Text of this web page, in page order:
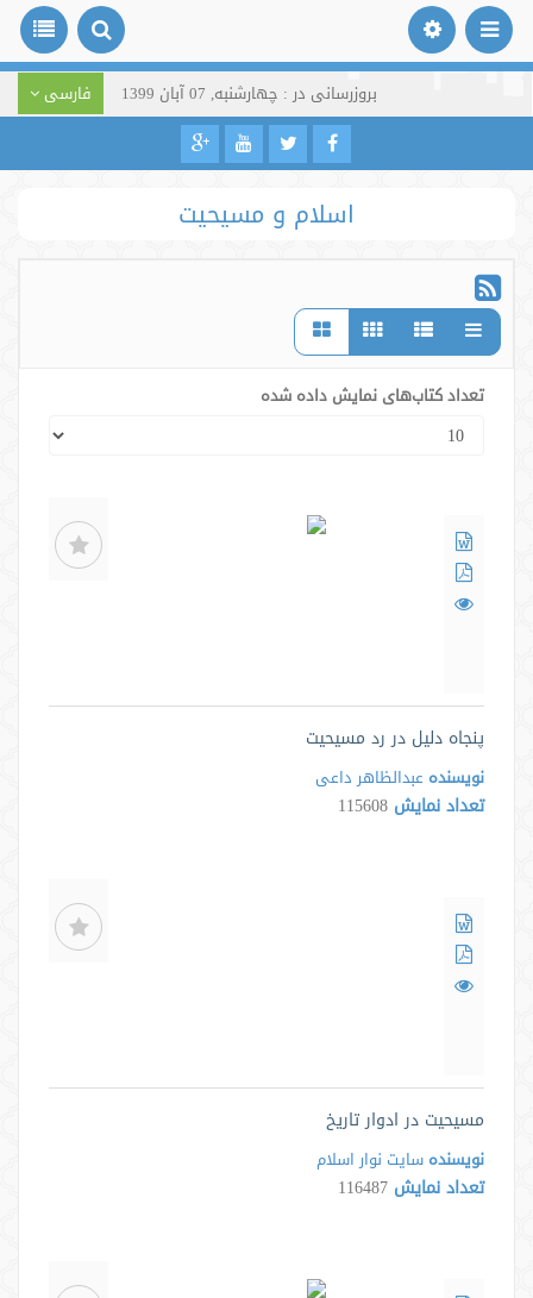
بروزرسانی در : چهارشنبه, 07 آبان 1399 فارسی
اسلام و مسیحیت
تعداد کتاب‌های نمایش داده شده
پنجاه دلیل در رد مسیحیت
نویسنده عبدالظاهر داعی
تعداد نمایش 115608
مسيحيت در ادوار تاريخ
نویسنده سایت نوار اسلام
تعداد نمایش 116487